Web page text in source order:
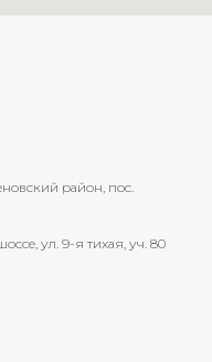
район, пос.
ул. 9-я тихая, уч. 80